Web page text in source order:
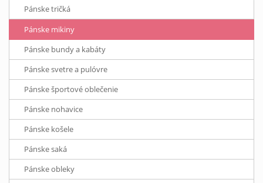
Pánske tričká
Pánske mikiny
Pánske bundy a kabáty
Pánske svetre a pulóvre
Pánske športové oblečenie
Pánske nohavice
Pánske košele
Pánske saká
Pánske obleky